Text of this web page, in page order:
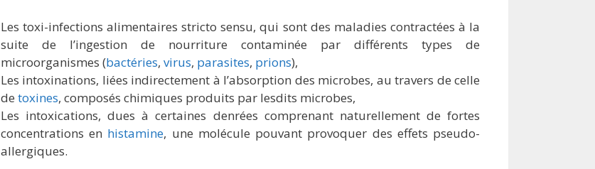
Les toxi-infections alimentaires stricto sensu, qui sont des maladies contractées à la
suite de l’ingestion de nourriture contaminée par différents types de
microorganismes (bactéries, virus, parasites, prions),
Les intoxinations, liées indirectement à l’absorption des microbes, au travers de celle
de toxines, composés chimiques produits par lesdits microbes,
Les intoxications, dues à certaines denrées comprenant naturellement de fortes
concentrations en histamine, une molécule pouvant provoquer des effets pseudo-
allergiques.